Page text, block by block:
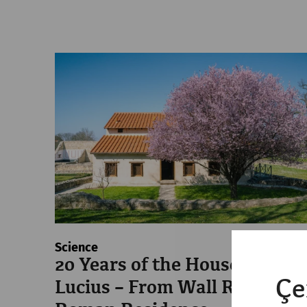
Science
20 Years of the House of
Lucius – From Wall Ruins to a